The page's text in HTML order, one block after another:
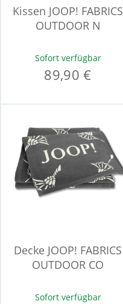
Kissen JOOP! FABRICS
OUTDOOR N
Sofort verfügbar
89,90 €
Decke JOOP! FABRICS
OUTDOOR CO
Sofort verfügbar